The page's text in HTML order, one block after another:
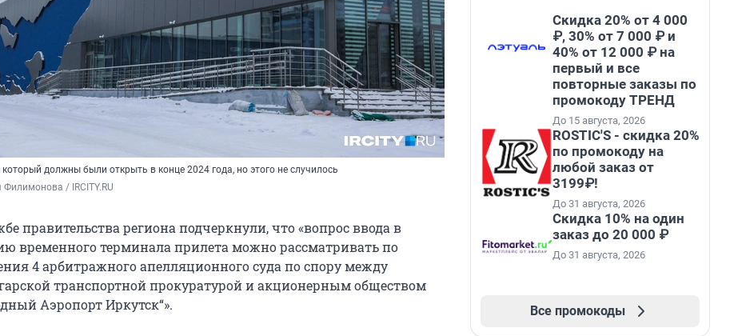
должны были открыть в конце 2024 года, но этого не случилось
Филимонова / IRCITY.RU
правительства региона подчеркнули, что «вопрос ввода в
временного терминала прилета можно рассматривать по
4 арбитражного апелляционного суда по спору между
транспортной прокуратурой и акционерным обществом
Аэропорт Иркутск“».
Скидка 20% от 4 000
₽, 30% от 7 000 ₽ и
40% от 12 000 ₽ на
первый и все
повторные заказы по
промокоду ТРЕНД
До 15 августа, 2026
ROSTIC'S - скидка 20%
по промокоду на
любой заказ от
3199₽!
До 31 августа, 2026
Скидка 10% на один
заказ до 20 000 ₽
До 31 августа, 2026
Все промокоды